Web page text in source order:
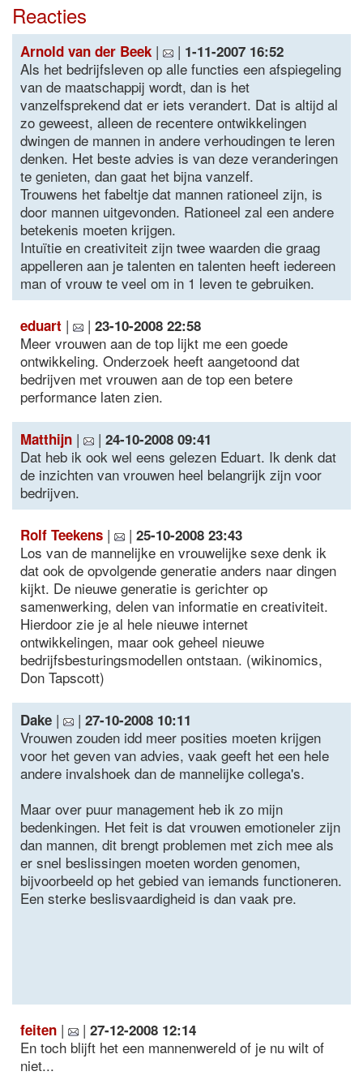
Reacties
Arnold van der Beek | | 1-11-2007 16:52
Als het bedrijfsleven op alle functies een afspiegeling
van de maatschappij wordt, dan is het
vanzelfsprekend dat er iets verandert. Dat is altijd al
zo geweest, alleen de recentere ontwikkelingen
dwingen de mannen in andere verhoudingen te leren
denken. Het beste advies is van deze veranderingen
te genieten, dan gaat het bijna vanzelf.
Trouwens het fabeltje dat mannen rationeel zijn, is
door mannen uitgevonden. Rationeel zal een andere
betekenis moeten krijgen.
Intuïtie en creativiteit zijn twee waarden die graag
appelleren aan je talenten en talenten heeft iedereen
man of vrouw te veel om in 1 leven te gebruiken.
eduart | | 23-10-2008 22:58
Meer vrouwen aan de top lijkt me een goede
ontwikkeling. Onderzoek heeft aangetoond dat
bedrijven met vrouwen aan de top een betere
performance laten zien.
Matthijn | | 24-10-2008 09:41
Dat heb ik ook wel eens gelezen Eduart. Ik denk dat
de inzichten van vrouwen heel belangrijk zijn voor
bedrijven.
Rolf Teekens | | 25-10-2008 23:43
Los van de mannelijke en vrouwelijke sexe denk ik
dat ook de opvolgende generatie anders naar dingen
kijkt. De nieuwe generatie is gerichter op
samenwerking, delen van informatie en creativiteit.
Hierdoor zie je al hele nieuwe internet
ontwikkelingen, maar ook geheel nieuwe
bedrijfsbesturingsmodellen ontstaan. (wikinomics,
Don Tapscott)
Dake | | 27-10-2008 10:11
Vrouwen zouden idd meer posities moeten krijgen
voor het geven van advies, vaak geeft het een hele
andere invalshoek dan de mannelijke collega's.
Maar over puur management heb ik zo mijn
bedenkingen. Het feit is dat vrouwen emotioneler zijn
dan mannen, dit brengt problemen met zich mee als
er snel beslissingen moeten worden genomen,
bijvoorbeeld op het gebied van iemands functioneren.
Een sterke beslisvaardigheid is dan vaak pre.
feiten | | 27-12-2008 12:14
En toch blijft het een mannenwereld of je nu wilt of
niet...